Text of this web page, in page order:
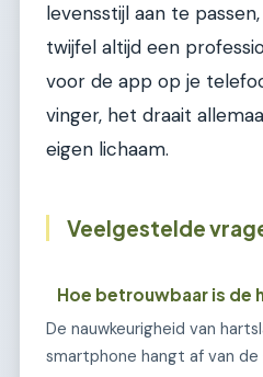
levensstijl aan te
twijfel altijd een
voor de app op je
vinger, het draait
eigen lichaam.
Veelgestelde
Hoe betrouwbaar is de
De nauwkeurigheid van
smartphone hangt af van de